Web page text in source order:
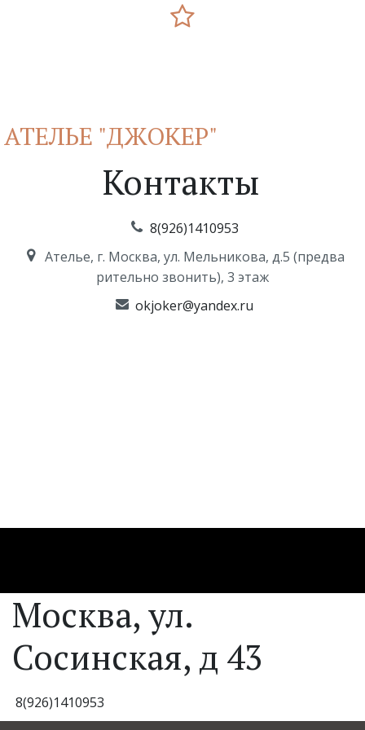
АТЕЛЬЕ "ДЖОКЕР"
Контакты
8(926)1410953
Ателье, г. Москва, ул. Мельникова, д.5 (предва
рительно звонить), 3 этаж
okjoker@yandex.ru
Москва, ул.
Сосинская, д 43
8(926)1410953